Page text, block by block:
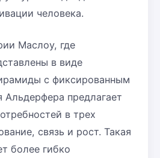
человека.
Маслоу, где
в виде
с фиксированным
предлагает
в трех
связь и рост. Такая
более гибко